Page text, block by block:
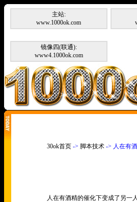
主站:
www.1000ok.com
镜像四(联通):
www4.1000ok.com
30ok首页 -> 脚本技术 -> 人在有
人在有酒精的催化下变成了另一人